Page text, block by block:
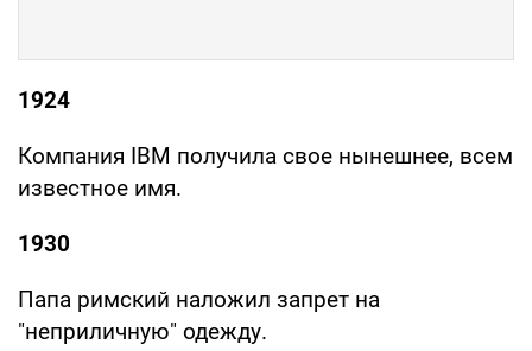
1924
Компания IBM получила свое нынешнее, всем
известное имя.
1930
Папа римский наложил запрет на
"неприличную" одежду.